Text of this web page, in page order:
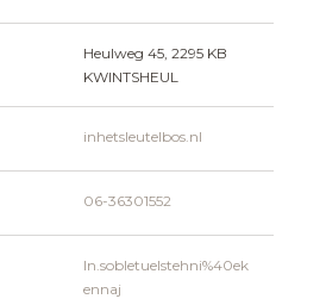
Heulweg 45, 2295 KB
KWINTSHEUL
inhetsleutelbos.nl
06-36301552
ln.sobletuelstehni%40ek
ennaj